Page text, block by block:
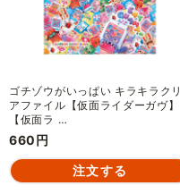
ゴチゾウがいっぱい キラキラクリ
アファイル【仮面ライダーガヴ】
【仮面ラ …
660円